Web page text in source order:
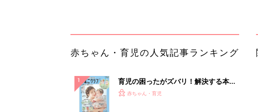
に悩んだときに会ったのは…
PR（UR都市機構）